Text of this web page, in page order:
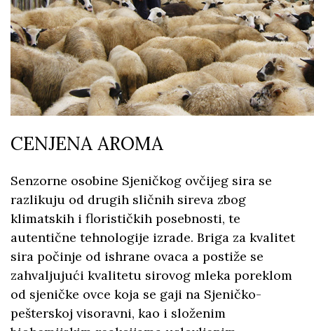
CENJENA AROMA
Senzorne osobine Sjeničkog ovčijeg sira se
razlikuju od drugih sličnih sireva zbog
klimatskih i florističkih posebnosti, te
autentične tehnologije izrade. Briga za kvalitet
sira počinje od ishrane ovaca a postiže se
zahvaljujući kvalitetu sirovog mleka poreklom
od sjeničke ovce koja se gaji na Sjeničko-
pešterskoj visoravni, kao i složenim